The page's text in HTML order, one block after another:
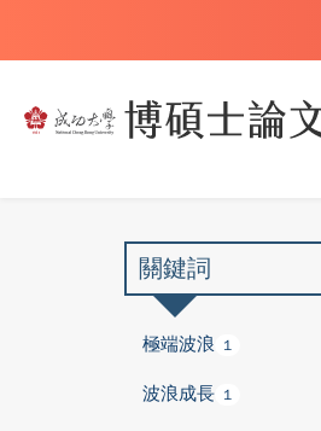
關鍵詞
極端波浪 1
波浪成長 1